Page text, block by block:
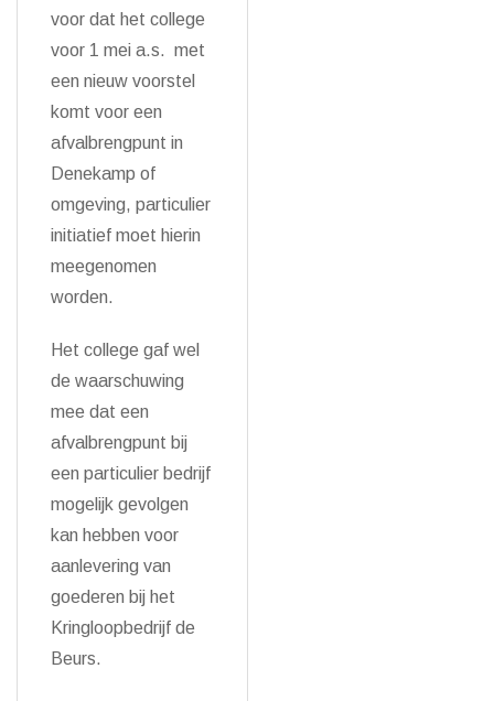
voor dat het college
voor 1 mei a.s. met
een nieuw voorstel
komt voor een
afvalbrengpunt in
Denekamp of
omgeving, particulier
initiatief moet hierin
meegenomen
worden.
Het college gaf wel
de waarschuwing
mee dat een
afvalbrengpunt bij
een particulier bedrijf
mogelijk gevolgen
kan hebben voor
aanlevering van
goederen bij het
Kringloopbedrijf de
Beurs.